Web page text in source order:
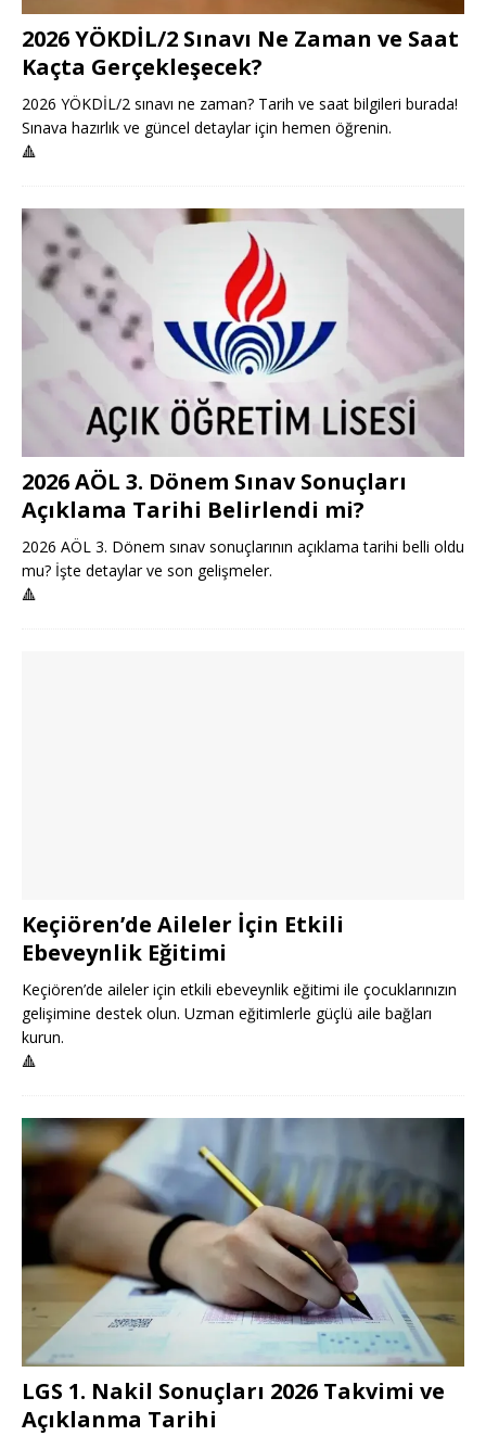
2026 YÖKDİL/2 Sınavı Ne Zaman ve Saat
Kaçta Gerçekleşecek?
2026 YÖKDİL/2 sınavı ne zaman? Tarih ve saat bilgileri burada!
Sınava hazırlık ve güncel detaylar için hemen öğrenin.
🔺
2026 AÖL 3. Dönem Sınav Sonuçları
Açıklama Tarihi Belirlendi mi?
2026 AÖL 3. Dönem sınav sonuçlarının açıklama tarihi belli oldu
mu? İşte detaylar ve son gelişmeler.
🔺
Keçiören’de Aileler İçin Etkili
Ebeveynlik Eğitimi
Keçiören’de aileler için etkili ebeveynlik eğitimi ile çocuklarınızın
gelişimine destek olun. Uzman eğitimlerle güçlü aile bağları
kurun.
🔺
LGS 1. Nakil Sonuçları 2026 Takvimi ve
Açıklanma Tarihi